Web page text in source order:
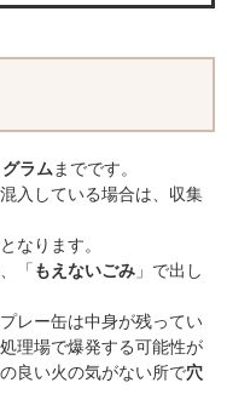
ラム までです。
入している場合は、収集
なります。
「 もえないごみ 」で出し
レー缶は中身が残ってい
理場で爆発する可能性が
良い火の気がない所で穴